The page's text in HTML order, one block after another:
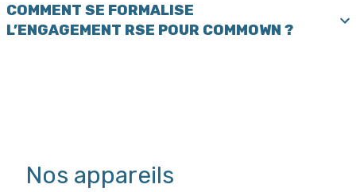
COMMENT SE FORMALISE
L’ENGAGEMENT RSE POUR COMMOWN ?
Nos appareils